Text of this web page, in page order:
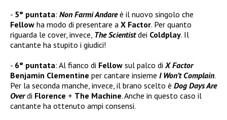
5° puntata: Non Farmi Andareè il nuovo singolo che
Fellow ha modo di presentare a X Factor. Per quanto
riguarda le cover, invece, The Scientistdei Coldplay. Il
cantante ha stupito i giudici!
6° puntata: Al fianco di Fellow sul palco di X Factor
Benjamin Clementine per cantare insieme I Won’t Complain.
Per la seconda manche, invece, il brano scelto è Dog Days Are
Over di Florence + The Machine. Anche in questo caso il
cantante ha ottenuto ampi consensi.